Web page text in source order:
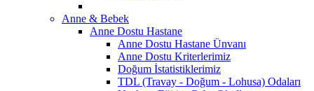
Anne & Bebek
Anne Dostu Hastane
Anne Dostu Hastane Ünvanı
Anne Dostu Kriterlerimiz
Doğum İstatistiklerimiz
TDL (Travay - Doğum - Lohusa) Odaları